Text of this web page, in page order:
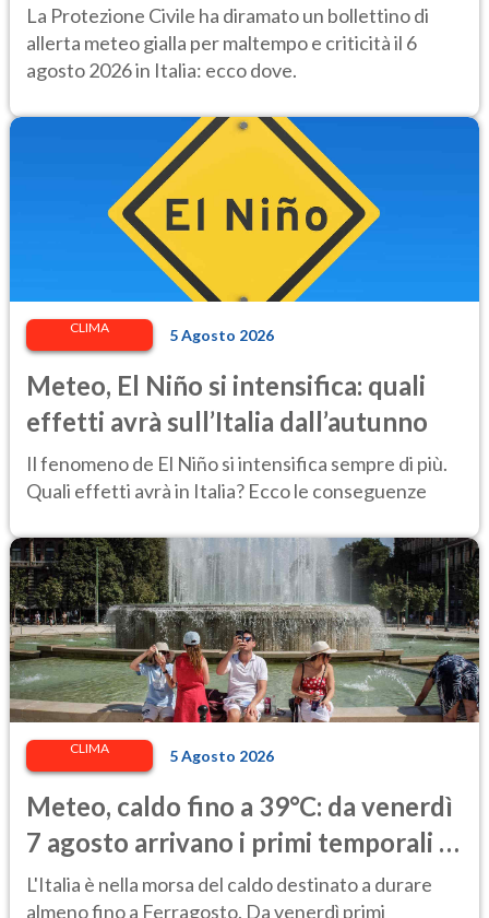
La Protezione Civile ha diramato un bollettino di
allerta meteo gialla per maltempo e criticità il 6
agosto 2026 in Italia: ecco dove.
CLIMA 5 Agosto 2026
Meteo, El Niño si intensifica: quali
effetti avrà sull’Italia dall’autunno
Il fenomeno de El Niño si intensifica sempre di più.
Quali effetti avrà in Italia? Ecco le conseguenze
CLIMA 5 Agosto 2026
Meteo, caldo fino a 39°C: da venerdì
7 agosto arrivano i primi temporali e
un lieve calo delle temperature
L'Italia è nella morsa del caldo destinato a durare
almeno fino a Ferragosto. Da venerdì primi